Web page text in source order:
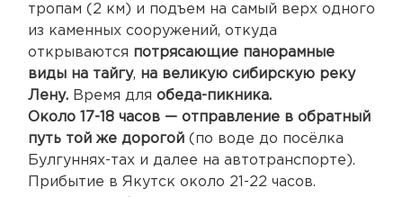
тропам (2 км) и подъем на самый верх одного
из каменных сооружений, откуда
открываются потрясающие панорамные
виды на тайгу, на великую сибирскую реку
Лену. Время для обеда-пикника.
Около 17-18 часов — отправление в обратный
путь той же дорогой (по воде до посёлка
Булгуннях-тах и далее на автотранспорте).
Прибытие в Якутск около 21-22 часов.